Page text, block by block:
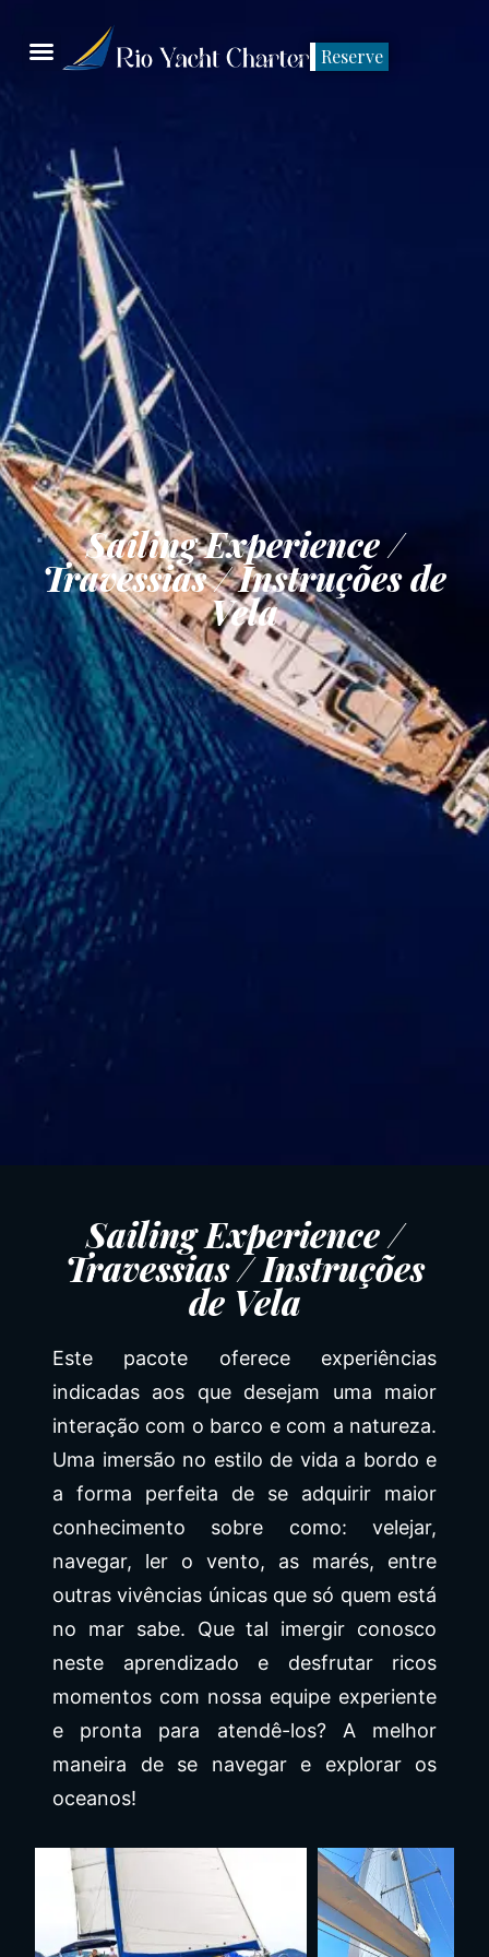
Reserve
Sailing Experience /
Travessias / Instruções de
Vela
Sailing Experience /
Travessias / Instruções
de Vela
Este pacote oferece experiências
indicadas aos que desejam uma maior
interação com o barco e com a natureza.
Uma imersão no estilo de vida a bordo e
a forma perfeita de se adquirir maior
conhecimento sobre como: velejar,
navegar, ler o vento, as marés, entre
outras vivências únicas que só quem está
no mar sabe. Que tal imergir conosco
neste aprendizado e desfrutar ricos
momentos com nossa equipe experiente
e pronta para atendê-los? A melhor
maneira de se navegar e explorar os
oceanos!